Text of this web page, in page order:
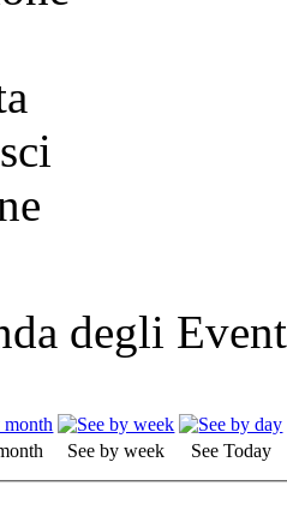
degli
See by week
See Today